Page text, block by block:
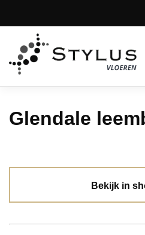
Glendale
Bekijk in